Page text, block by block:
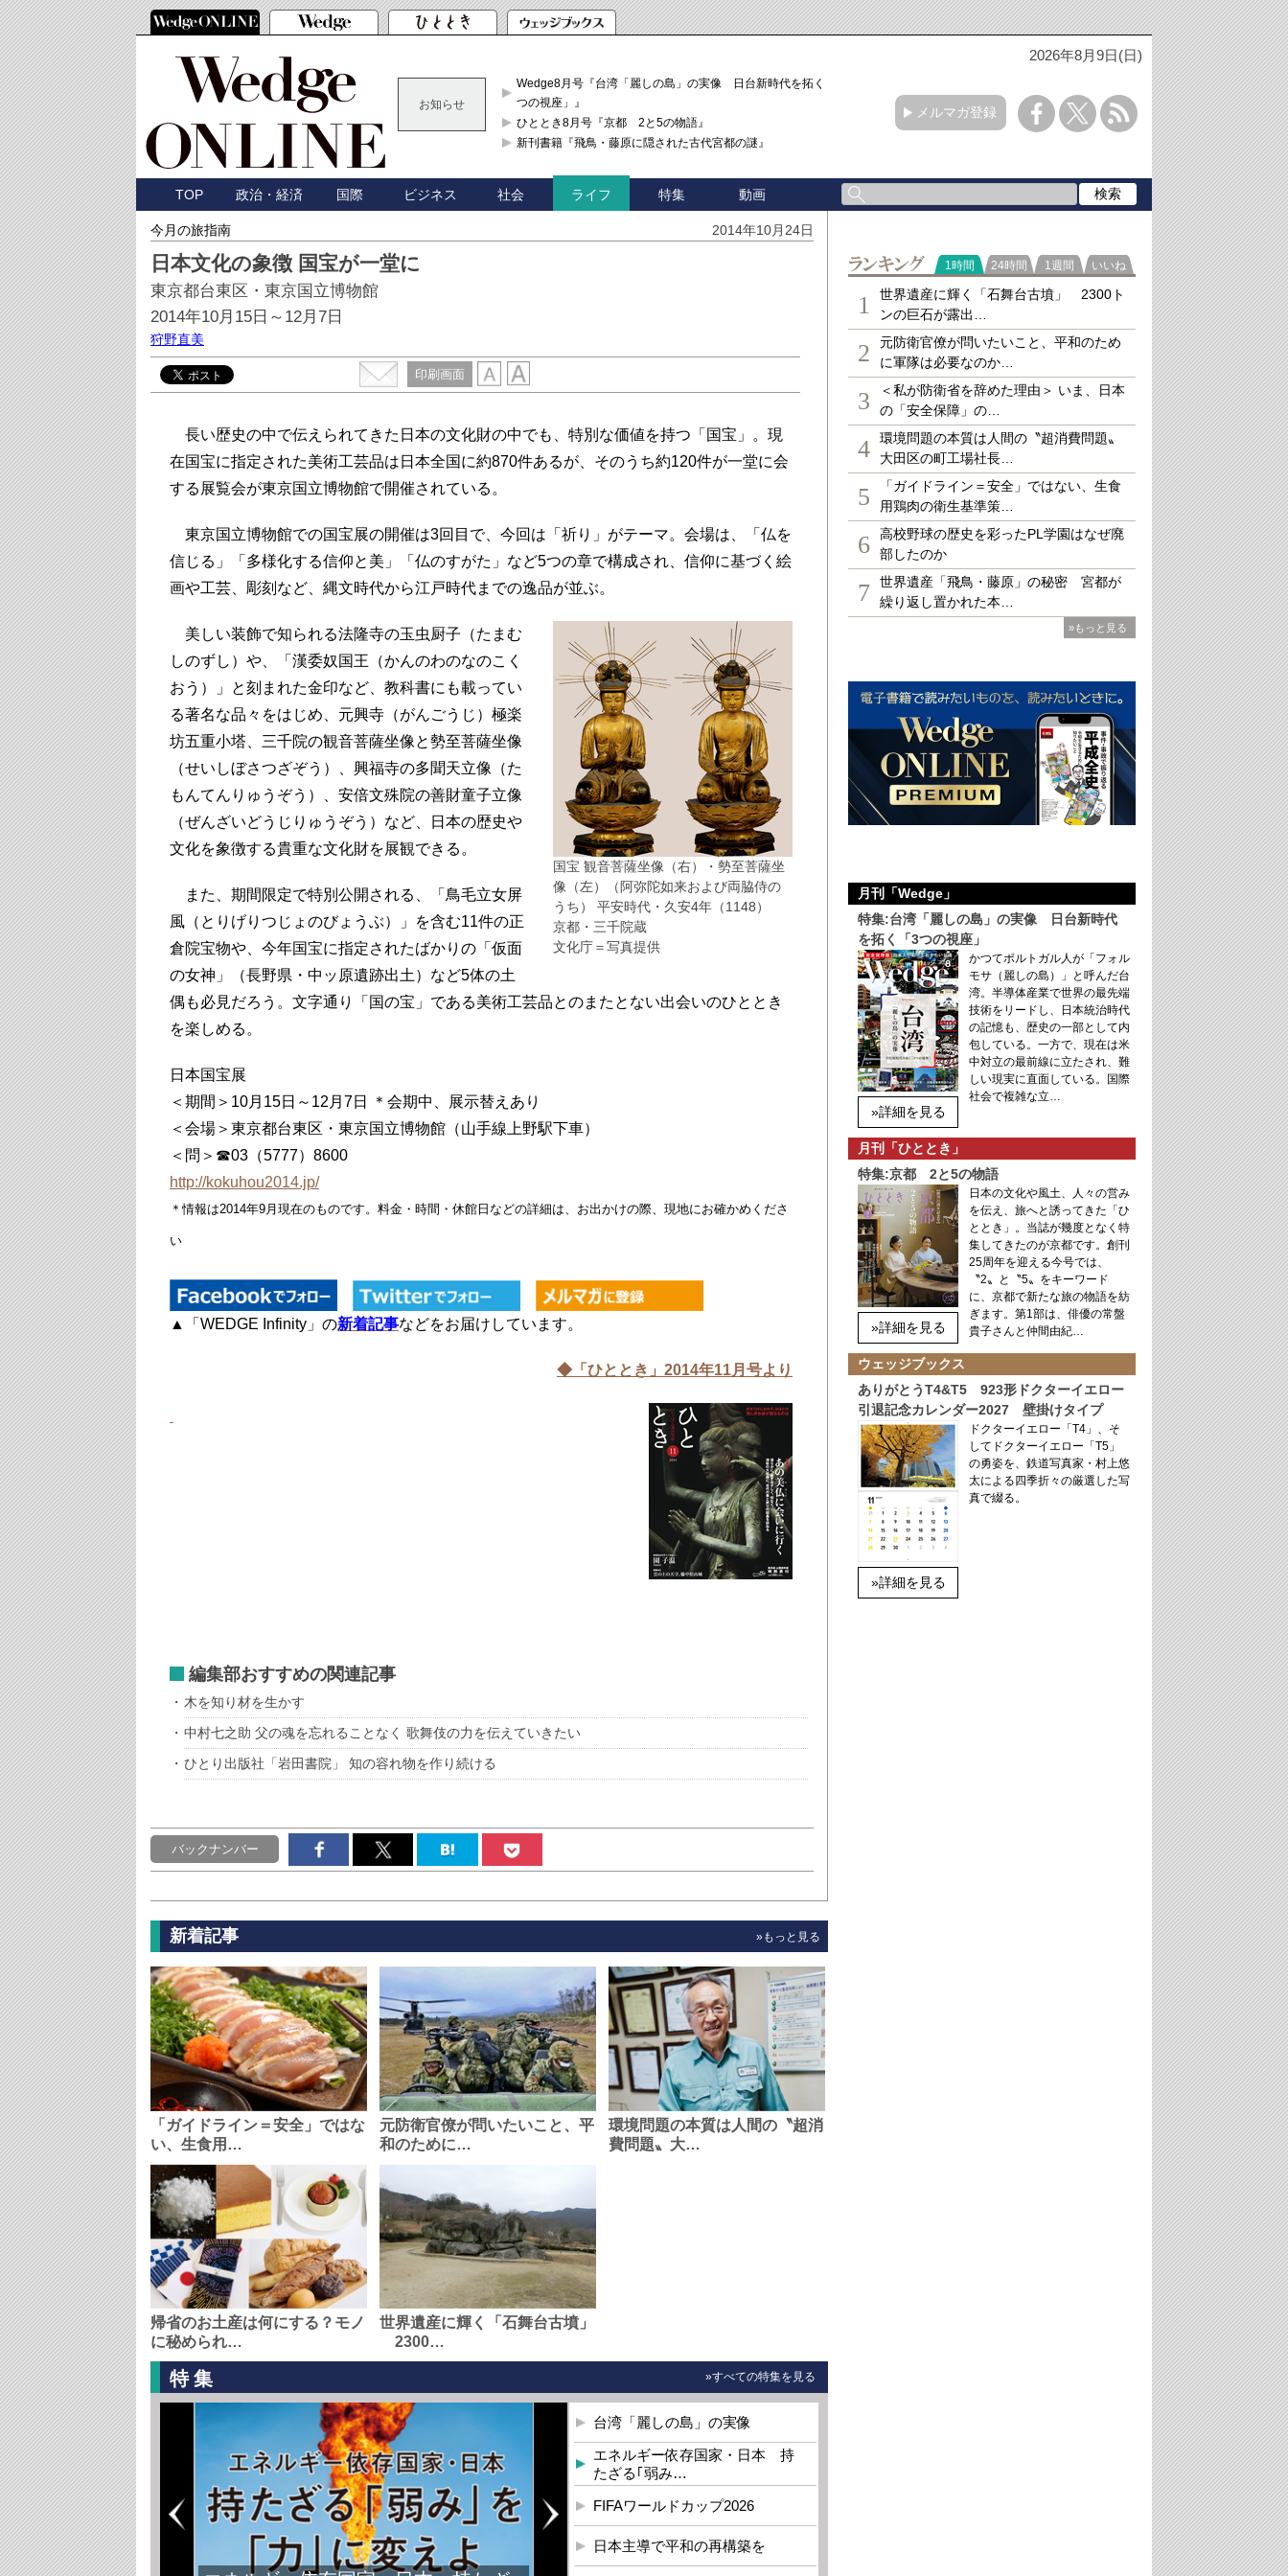
2026年8月9日(日)
お知らせ
Wedge8月号『台湾「麗しの島」の実像 日台新時代を拓く「3
つの視座」』
ひととき8月号『京都 2と5の物語』
新刊書籍『飛鳥・藤原に隠された古代宮都の謎』
メルマガ登録
TOP 政治・経済 国際 ビジネス 社会 ライフ 特集 動画
今月の旅指南 2014年10月24日
日本文化の象徴 国宝が一堂に
東京都台東区・東京国立博物館
2014年10月15日～12月7日
狩野直美
印刷画面
長い歴史の中で伝えられてきた日本の文化財の中でも、特別な価値を持つ「国宝」。現
在国宝に指定された美術工芸品は日本全国に約870件あるが、そのうち約120件が一堂に会
する展覧会が東京国立博物館で開催されている。
東京国立博物館での国宝展の開催は3回目で、今回は「祈り」がテーマ。会場は、「仏を
信じる」「多様化する信仰と美」「仏のすがた」など5つの章で構成され、信仰に基づく絵
画や工芸、彫刻など、縄文時代から江戸時代までの逸品が並ぶ。
国宝 観音菩薩坐像（右）・勢至菩薩坐
像（左）（阿弥陀如来および両脇侍の
うち） 平安時代・久安4年（1148）
京都・三千院蔵
文化庁＝写真提供
美しい装飾で知られる法隆寺の玉虫厨子（たまむ
しのずし）や、「漢委奴国王（かんのわのなのこく
おう）」と刻まれた金印など、教科書にも載ってい
る著名な品々をはじめ、元興寺（がんごうじ）極楽
坊五重小塔、三千院の観音菩薩坐像と勢至菩薩坐像
（せいしぼさつざぞう）、興福寺の多聞天立像（た
もんてんりゅうぞう）、安倍文殊院の善財童子立像
（ぜんざいどうじりゅうぞう）など、日本の歴史や
文化を象徴する貴重な文化財を展観できる。
また、期間限定で特別公開される、「鳥毛立女屏
風（とりげりつじょのびょうぶ）」を含む11件の正
倉院宝物や、今年国宝に指定されたばかりの「仮面
の女神」（長野県・中ッ原遺跡出土）など5体の土
偶も必見だろう。文字通り「国の宝」である美術工芸品とのまたとない出会いのひととき
を楽しめる。
日本国宝展
＜期間＞10月15日～12月7日 ＊会期中、展示替えあり
＜会場＞東京都台東区・東京国立博物館（山手線上野駅下車）
＜問＞☎03（5777）8600
http://kokuhou2014.jp/
＊情報は2014年9月現在のものです。料金・時間・休館日などの詳細は、お出かけの際、現地にお確かめくださ
い
▲「WEDGE Infinity」の新着記事などをお届けしています。
◆「ひととき」2014年11月号より
編集部おすすめの関連記事
木を知り材を生かす
中村七之助 父の魂を忘れることなく 歌舞伎の力を伝えていきたい
ひとり出版社「岩田書院」 知の容れ物を作り続ける
バックナンバー
新着記事 »もっと見る
「ガイドライン＝安全」ではな
い、生食用…
元防衛官僚が問いたいこと、平
和のために…
環境問題の本質は人間の〝超消
費問題〟大…
帰省のお土産は何にする？モノ
に秘められ…
世界遺産に輝く「石舞台古墳」
2300…
特集 »すべての特集を見る
台湾「麗しの島」の実像
エネルギー依存国家・日本 持
たざる｢弱み…
FIFAワールドカップ2026
日本主導で平和の再構築を
ランキング
1時間 24時間 1週間 いいね
1
世界遺産に輝く「石舞台古墳」 2300ト
ンの巨石が露出…
2
元防衛官僚が問いたいこと、平和のため
に軍隊は必要なのか…
3
＜私が防衛省を辞めた理由＞ いま、日本
の「安全保障」の…
4
環境問題の本質は人間の〝超消費問題〟
大田区の町工場社長…
5
「ガイドライン＝安全」ではない、生食
用鶏肉の衛生基準策…
6
高校野球の歴史を彩ったPL学園はなぜ廃
部したのか
7
世界遺産「飛鳥・藤原」の秘密 宮都が
繰り返し置かれた本…
»もっと見る
月刊「Wedge」
特集:台湾「麗しの島」の実像 日台新時代
を拓く「3つの視座」
»詳細を見る
かつてポルトガル人が「フォル
モサ（麗しの島）」と呼んだ台
湾。半導体産業で世界の最先端
技術をリードし、日本統治時代
の記憶も、歴史の一部として内
包している。一方で、現在は米
中対立の最前線に立たされ、難
しい現実に直面している。国際
社会で複雑な立…
月刊「ひととき」
特集:京都 2と5の物語
»詳細を見る
日本の文化や風土、人々の営み
を伝え、旅へと誘ってきた「ひ
ととき」。当誌が幾度となく特
集してきたのが京都です。創刊
25周年を迎える今号では、
〝2〟と〝5〟をキーワード
に、京都で新たな旅の物語を紡
ぎます。第1部は、俳優の常盤
貴子さんと仲間由紀…
ウェッジブックス
ありがとうT4&T5 923形ドクターイエロー
引退記念カレンダー2027 壁掛けタイプ
»詳細を見る
ドクターイエロー「T4」、そ
してドクターイエロー「T5」
の勇姿を、鉄道写真家・村上悠
太による四季折々の厳選した写
真で綴る。